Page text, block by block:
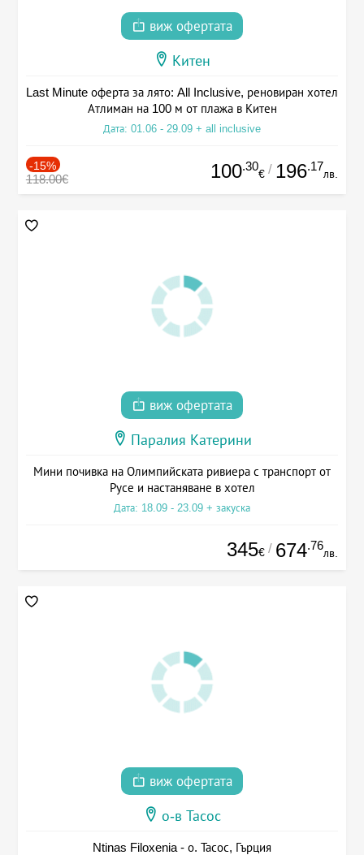
виж офертата
Китен
Last Minute оферта за лято: All Inclusive, реновиран хотел
Атлиман на 100 м от плажа в Китен
Дата: 01.06 - 29.09 + all inclusive
-15%
118.00€ 100.30
€ / 196.17
лв.
виж офертата
Паралия Катерини
Мини почивка на Олимпийската ривиера с транспорт от
Русе и настаняване в хотел
Дата: 18.09 - 23.09 + закуска
345€ / 674.76
лв.
виж офертата
о-в Тасос
Ntinas Filoxenia - о. Тасос, Гърция